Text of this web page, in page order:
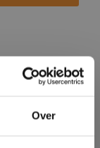
Over
Trustpilot
offerte